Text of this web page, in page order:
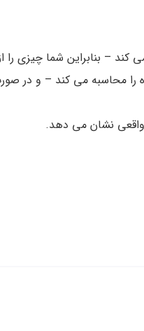
کند – بنابراین شما چیزی
را محاسبه می کند – و
واقعی نشان می دهد.